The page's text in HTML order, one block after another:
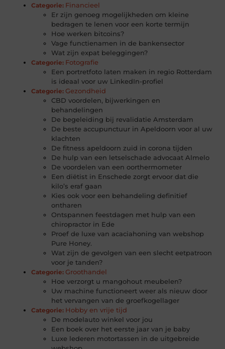
Categorie: Financieel
Er zijn genoeg mogelijkheden om kleine
bedragen te lenen voor een korte termijn
Hoe werken bitcoins?
Vage functienamen in de bankensector
Wat zijn expat beleggingen?
Categorie: Fotografie
Een portretfoto laten maken in regio Rotterdam
is ideaal voor uw LinkedIn-profiel
Categorie: Gezondheid
CBD voordelen, bijwerkingen en
behandelingen
De begeleiding bij revalidatie Amsterdam
De beste accupunctuur in Apeldoorn voor al uw
klachten
De fitness apeldoorn zuid in corona tijden
De hulp van een letselschade advocaat Almelo
De voordelen van een oorthermometer
Een diëtist in Enschede zorgt ervoor dat die
kilo’s eraf gaan
Kies ook voor een behandeling definitief
ontharen
Ontspannen feestdagen met hulp van een
chiropractor in Ede
Proef de luxe van acaciahoning van webshop
Pure Honey.
Wat zijn de gevolgen van een slecht eetpatroon
voor je tanden?
Categorie: Groothandel
Hoe verzorgt u mangohout meubelen?
Uw machine functioneert weer als nieuw door
het vervangen van de groefkogellager
Categorie: Hobby en vrije tijd
De modelauto winkel voor jou
Een boek over het eerste jaar van je baby
Luxe lederen motortassen in de uitgebreide